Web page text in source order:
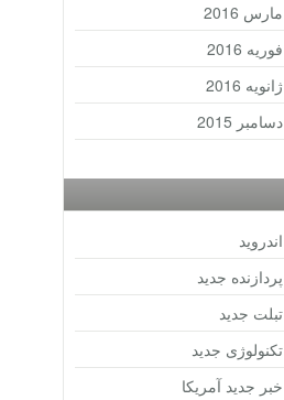
مارس 2016
فوریه 2016
ژانویه 2016
دسامبر 2015
اندروید
پردازنده جدید
تبلت جدید
تکنولوژی جدید
خبر جدید آمریکا